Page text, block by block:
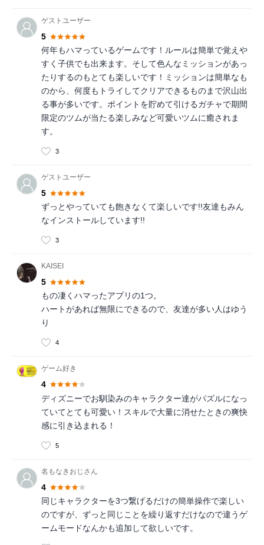
ゲストユーザー
5
何年もハマっているゲームです！ルールは簡単で覚えや
すく子供でも出来ます。そして色んなミッションがあっ
たりするのもとても楽しいです！ミッションは簡単なも
のから、何度もトライしてクリアできるものまで沢山出
る事が多いです。ポイントを貯めて引けるガチャで期間
限定のツムが当たる楽しみなど可愛いツムに癒されま
す。
3
ゲストユーザー
5
ずっとやっていても飽きなくて楽しいです!!友達もみん
なインストールしています!!
3
KAISEI
5
もの凄くハマったアプリの1つ。
ハートがあれば無限にできるので、友達が多い人はゆう
り
4
ゲーム好き
4
ディズニーでお馴染みのキャラクター達がパズルになっ
ていてとても可愛い！スキルで大量に消せたときの爽快
感に引き込まれる！
5
名もなきおじさん
4
同じキャラクターを3つ繋げるだけの簡単操作で楽しい
のですが、ずっと同じことを繰り返すだけなので違うゲ
ームモードなんかも追加して欲しいです。